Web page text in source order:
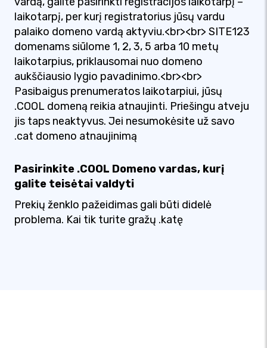
laikotarpį, per kurį registratorius jūsų vardu
palaiko domeno vardą aktyviu.<br><br> SITE123
domenams siūlome 1, 2, 3, 5 arba 10 metų
laikotarpius, priklausomai nuo domeno
aukščiausio lygio pavadinimo.<br><br>
Pasibaigus prenumeratos laikotarpiui, jūsų
.COOL domeną reikia atnaujinti. Priešingu atveju
jis taps neaktyvus. Jei nesumokėsite už savo
.cat domeno atnaujinimą
Pasirinkite .COOL Domeno vardas, kurį
galite teisėtai valdyti
Prekių ženklo pažeidimas gali būti didelė
problema. Kai tik turite gražų .katę